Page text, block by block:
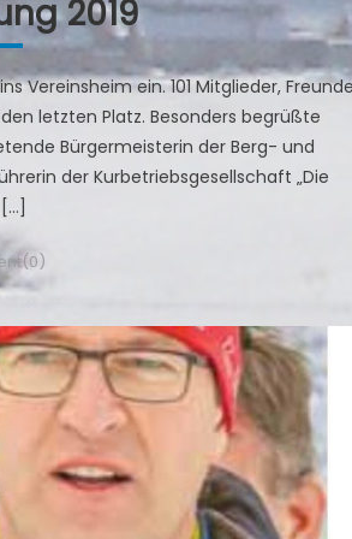
2019
Vereinsheim ein. 101 Mitglieder,
letzten Platz. Besonders begrüßte
Bürgermeisterin der Berg- und
der Kurbetriebsgesellschaft „Die